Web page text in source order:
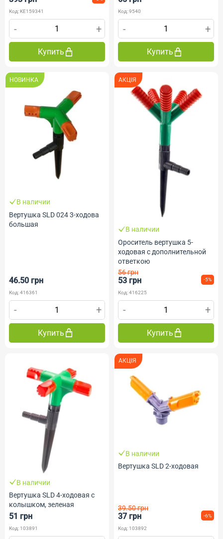
Код: KE159341
- +
Купить
Код: 9540
- +
Купить
НОВИНКА
В наличии
Вертушка SLD 024 3-ходова
большая
46.50 грн
Код: 416361
- +
Купить
АКЦІЯ
В наличии
Ороситель вертушка 5-
ходовая с дополнительной
ответкою
56 грн
53 грн -5%
Код: 416225
- +
Купить
В наличии
Вертушка SLD 4-ходовая с
колышком, зеленая
51 грн
Код: 103891
АКЦІЯ
В наличии
Вертушка SLD 2-ходовая
39.50 грн
37 грн -6%
Код: 103892